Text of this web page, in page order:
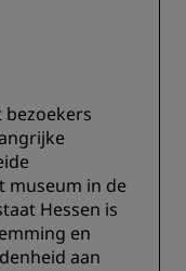
bezoekers
museum in de
Hessen is
en
aan